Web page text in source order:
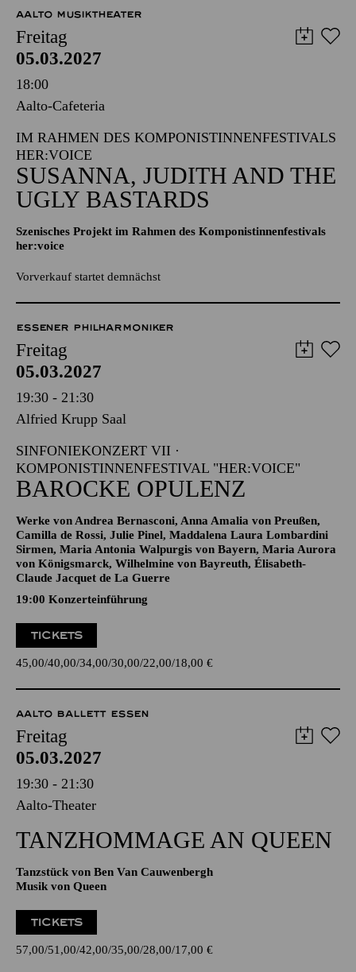
8,00 €
AALTO MUSIKTHEATER
Freitag
05.03.2027
18:00
Aalto-Cafeteria
IM RAHMEN DES KOMPONISTINNENFESTIVALS
HER:VOICE
SUSANNA, JUDITH AND THE
UGLY BASTARDS
Szenisches Projekt im Rahmen des Komponistinnenfestivals
Vorverkauf startet demnächst
ESSENER PHILHARMONIKER
Freitag
05.03.2027
19:30 - 21:30
Alfried Krupp Saal
SINFONIEKONZERT VII ·
KOMPONISTINNENFESTIVAL "HER:VOICE"
BAROCKE OPULENZ
Werke von Andrea Bernasconi, Anna Amalia von Preußen,
Camilla de Rossi, Julie Pinel, Maddalena Laura Lombardini
Sirmen, Maria Antonia Walpurgis von Bayern, Maria Aurora
Claude Jacquet de La Guerre
19:00 Konzerteinführung
45,00 40,00 34,00 30,00 22,00
AALTO BALLETT ESSEN
Freitag
05.03.2027
19:30 - 21:30
TANZ­HOMMAGE AN QUEEN
Tanzstück von Ben Van Cauwenbergh
Musik von Queen